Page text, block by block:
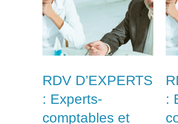
RDV D’EXPERTS
: Experts-
comptables et
: